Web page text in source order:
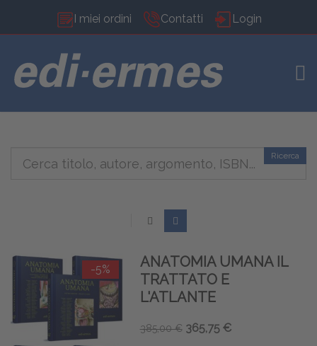
I miei ordini Contatti Login
Ricerca
-5%
ANATOMIA UMANA IL
TRATTATO E
L'ATLANTE
385,00 € 365,75 €